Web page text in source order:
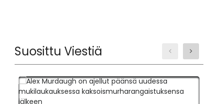
Suosittu Viestiä